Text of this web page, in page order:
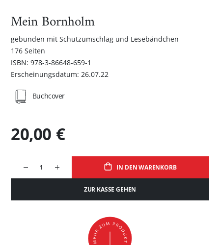
Mein Bornholm
gebunden mit Schutzumschlag und Lesebändchen
176 Seiten
ISBN: 978-3-86648-659-1
Erscheinungsdatum: 26.07.22
IN DEN WARENKORB
ZUR KASSE GEHEN
20,00 €
Buchcover